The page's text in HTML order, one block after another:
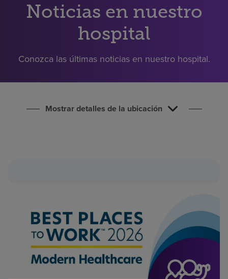
Pagar mi factura
Noticias en nuestro
hospital
Conozca las últimas noticias en nuestro hospital.
Mostrar detalles de la ubicación